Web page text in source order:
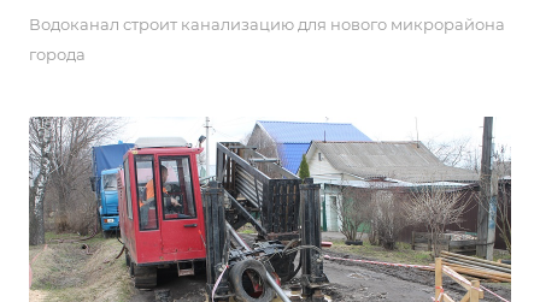
Водоканал строит канализацию для нового микрорайона
города